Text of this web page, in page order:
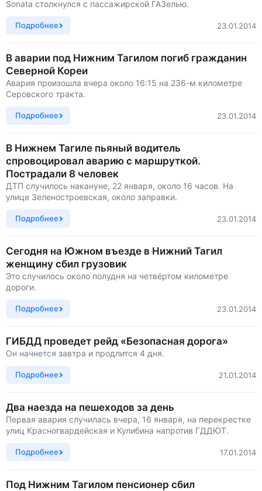
Sonata столкнулся с пассажирской ГАЗелью.
Подробнее 23.01.2014
В аварии под Нижним Тагилом погиб гражданин
Северной Кореи
Авария произошла вчера около 16:15 на 236-м километре
Серовского тракта.
Подробнее 23.01.2014
В Нижнем Тагиле пьяный водитель
спровоцировал аварию с маршруткой.
Пострадали 8 человек
ДТП случилось накануне, 22 января, около 16 часов. На
улице Зеленостроевская, около заправки.
Подробнее 23.01.2014
Сегодня на Южном въезде в Нижний Тагил
женщину сбил грузовик
Это случилось около полудня на четвёртом километре
дороги.
Подробнее 23.01.2014
ГИБДД проведет рейд «Безопасная дорога»
Он начнется завтра и продлится 4 дня.
Подробнее 21.01.2014
Два наезда на пешеходов за день
Первая авария случилась вчера, 16 января, на перекрестке
улиц Красногвардейская и Кулибина напротив ГДДЮТ.
Подробнее 17.01.2014
Под Нижним Тагилом пенсионер сбил